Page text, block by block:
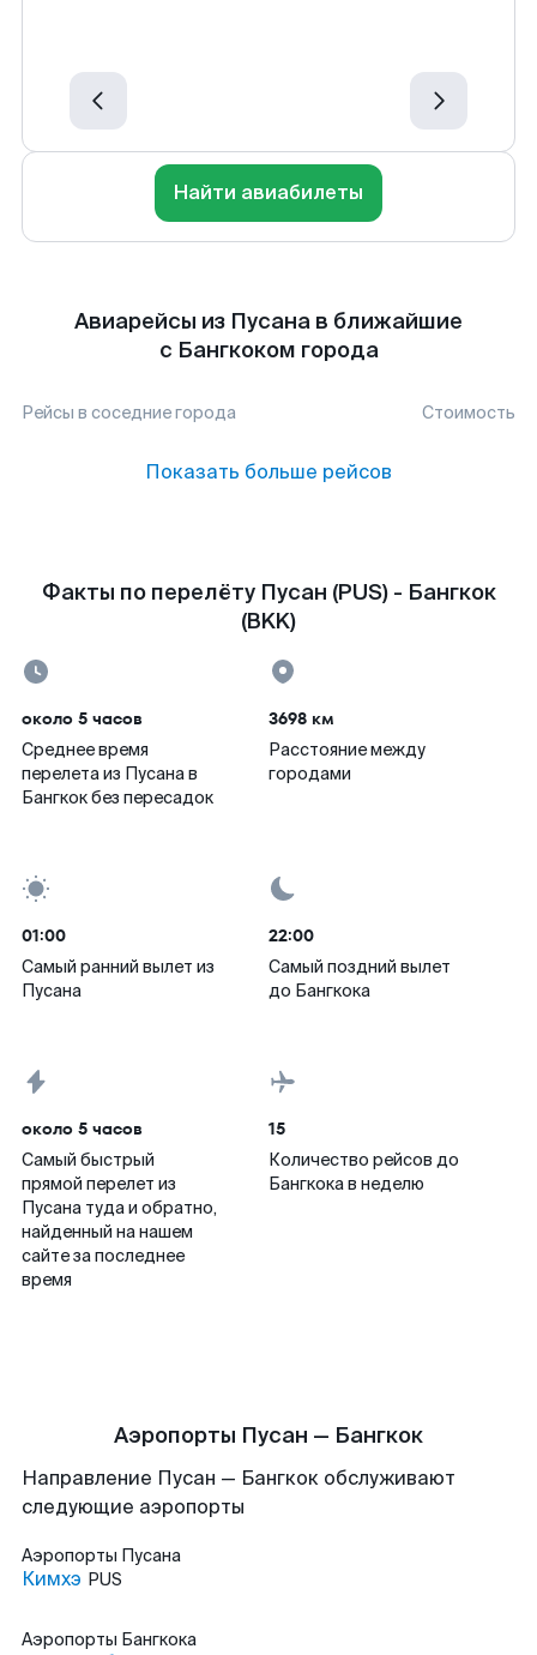
Найти авиабилеты
Авиарейсы из Пусана в ближайшие
с Бангкоком города
Рейсы в соседние города Стоимость
Показать больше рейсов
Факты по перелёту Пусан (PUS) - Бангкок
(BKK)
около 5 часов
Среднее время
перелета из Пусана в
Бангкок без пересадок
3698 км
Расстояние между
городами
01:00
Самый ранний вылет из
Пусана
22:00
Самый поздний вылет
до Бангкока
около 5 часов
Самый быстрый
прямой перелет из
Пусана туда и обратно,
найденный на нашем
сайте за последнее
время
15
Количество рейсов до
Бангкока в неделю
Аэропорты Пусан — Бангкок
Направление Пусан — Бангкок обслуживают
следующие аэропорты
Аэропорты Пусана
Кимхэ PUS
Аэропорты Бангкока